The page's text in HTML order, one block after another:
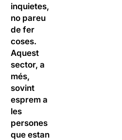
inquietes,
no pareu
de fer
coses.
Aquest
sector, a
més,
sovint
esprem a
les
persones
que estan